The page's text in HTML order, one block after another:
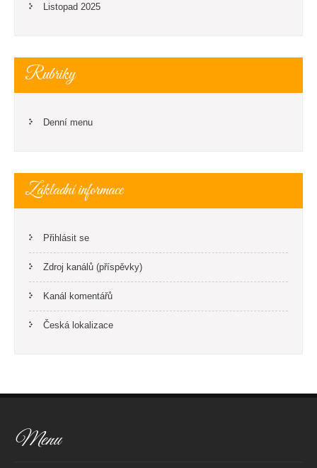
Listopad 2025
Rubriky
Denní menu
Základní informace
Přihlásit se
Zdroj kanálů (příspěvky)
Kanál komentářů
Česká lokalizace
Menu